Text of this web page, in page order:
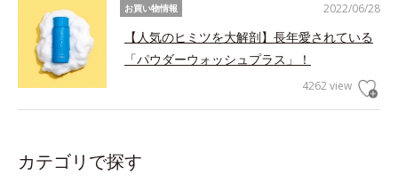
2022/06/28
お買い物情報
【人気のヒミツを大解剖】長年愛されている
「パウダーウォッシュプラス」！
4262 view
カテゴリで探す